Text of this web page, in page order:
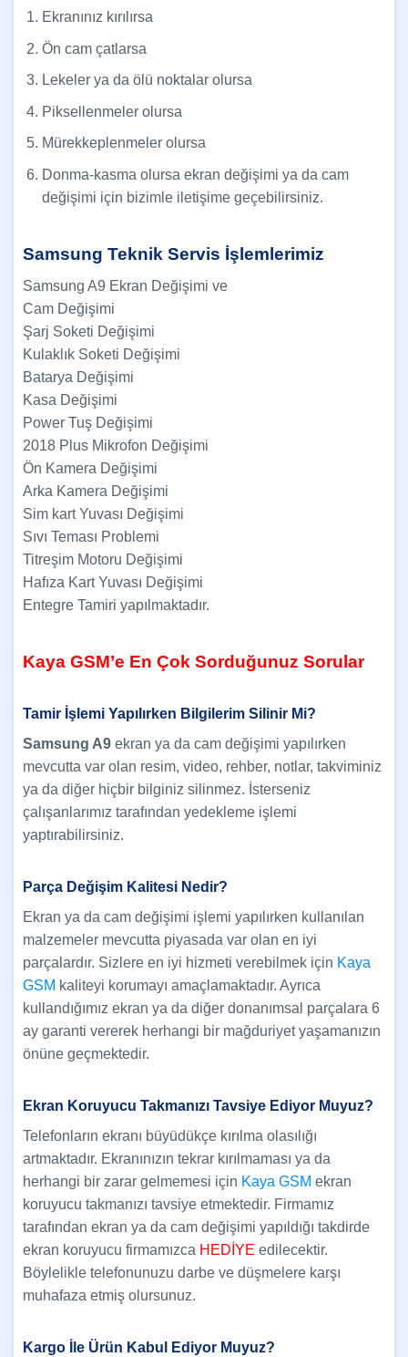
Ekranınız kırılırsa
Ön cam çatlarsa
Lekeler ya da ölü noktalar olursa
Piksellenmeler olursa
Mürekkeplenmeler olursa
Donma-kasma olursa ekran değişimi ya da cam
değişimi için bizimle iletişime geçebilirsiniz.
Samsung Teknik Servis İşlemlerimiz
Samsung A9 Ekran Değişimi ve
Cam Değişimi
Şarj Soketi Değişimi
Kulaklık Soketi Değişimi
Batarya Değişimi
Kasa Değişimi
Power Tuş Değişimi
2018 Plus Mikrofon Değişimi
Ön Kamera Değişimi
Arka Kamera Değişimi
Sim kart Yuvası Değişimi
Sıvı Teması Problemi
Titreşim Motoru Değişimi
Hafıza Kart Yuvası Değişimi
Entegre Tamiri yapılmaktadır.
Kaya GSM’e En Çok Sorduğunuz Sorular
Tamir İşlemi Yapılırken Bilgilerim Silinir Mi?
Samsung A9 ekran ya da cam değişimi yapılırken
mevcutta var olan resim, video, rehber, notlar, takviminiz
ya da diğer hiçbir bilginiz silinmez. İsterseniz
çalışanlarımız tarafından yedekleme işlemi
yaptırabilirsiniz.
Parça Değişim Kalitesi Nedir?
Ekran ya da cam değişimi işlemi yapılırken kullanılan
malzemeler mevcutta piyasada var olan en iyi
parçalardır. Sizlere en iyi hizmeti verebilmek için Kaya
GSM kaliteyi korumayı amaçlamaktadır. Ayrıca
kullandığımız ekran ya da diğer donanımsal parçalara 6
ay garanti vererek herhangi bir mağduriyet yaşamanızın
önüne geçmektedir.
Ekran Koruyucu Takmanızı Tavsiye Ediyor Muyuz?
Telefonların ekranı büyüdükçe kırılma olasılığı
artmaktadır. Ekranınızın tekrar kırılmaması ya da
herhangi bir zarar gelmemesi için Kaya GSM ekran
koruyucu takmanızı tavsiye etmektedir. Firmamız
tarafından ekran ya da cam değişimi yapıldığı takdirde
ekran koruyucu firmamızca HEDİYE edilecektir.
Böylelikle telefonunuzu darbe ve düşmelere karşı
muhafaza etmiş olursunuz.
Kargo İle Ürün Kabul Ediyor Muyuz?